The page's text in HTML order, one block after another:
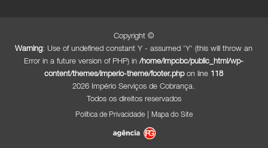
Copyright ©
Warning: Use of undefined constant Y - assumed 'Y' (this will throw an
Error in a future version of PHP) in/home/impcbc/public_html/wp-
content/themes/imperio-theme/footer.phpon line 118
2026 Império Serviços de Cobrança.
Todos os direitos reservados
Política de Privacidade| Mapa do Site